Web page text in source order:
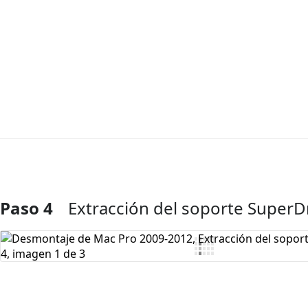
Agregar Comentario
Paso 4 Extracción del soporte